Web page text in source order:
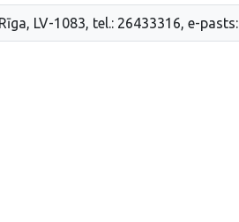
LV-1083, tel.: 26433316, e-pasts: